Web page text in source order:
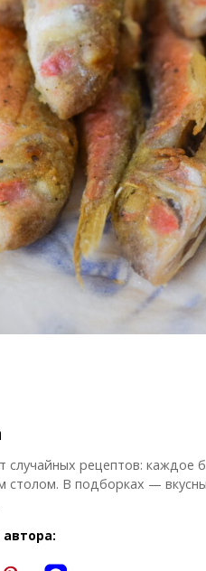
случайных рецептов: каждое
столом. В подборках —